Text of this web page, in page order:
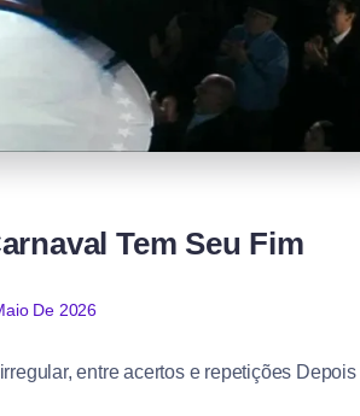
Tem Seu Fim
De 2026
entre acertos e repetições Depois